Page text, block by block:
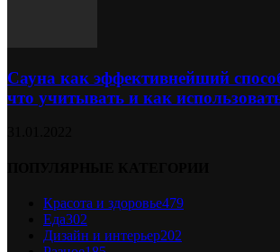
Сауна как эффективнейший
что учитывать и как
Красота и здоровье479
Еда302
Дизайн и интерьер202